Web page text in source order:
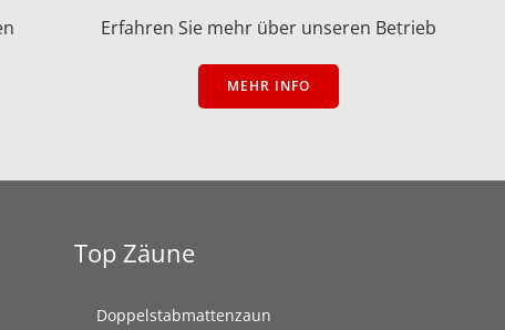
Erfahren Sie mehr über unseren Betrieb
MEHR INFO
Top Zäune
Doppelstabmattenzaun